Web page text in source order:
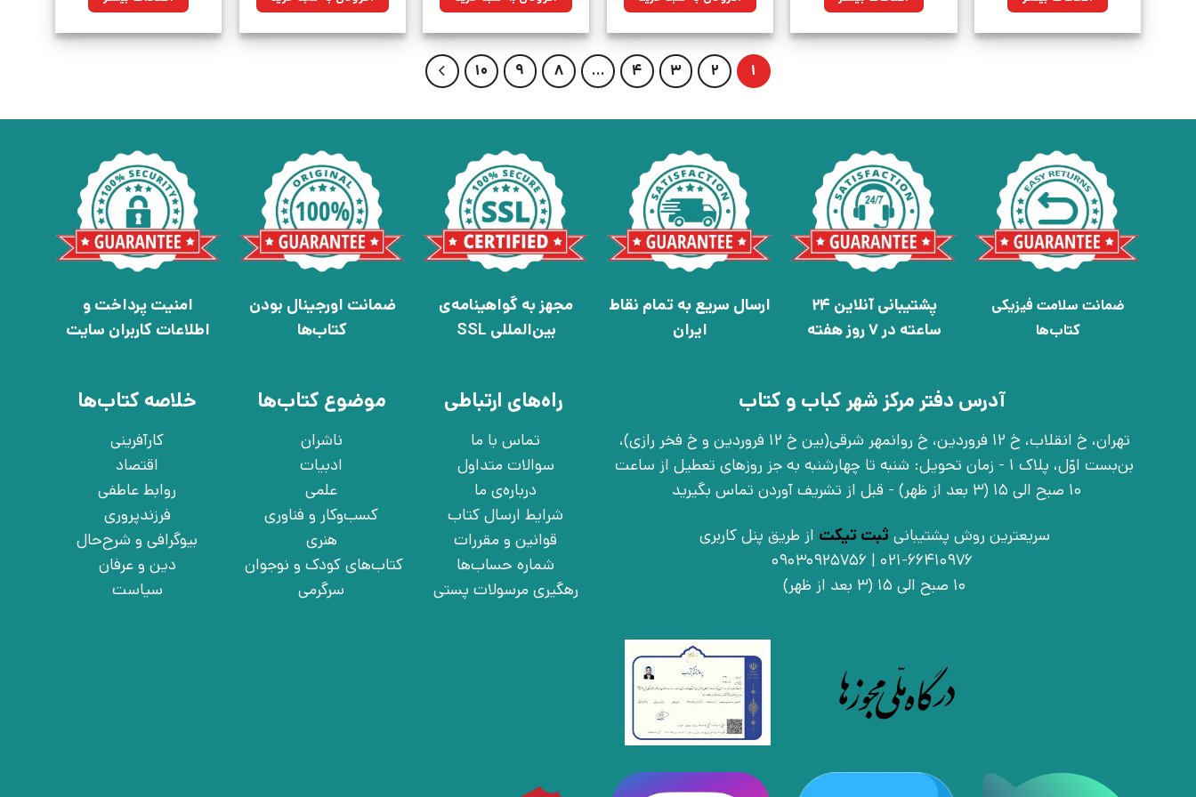
بود. بود. بود.
1
2
3
4
…
8
9
10
ضمانت سلامت فیزیکی
کتاب‌ها
پشتیبانی آنلاین 24
ساعته در 7 روز هفته
ارسال سریع به تمام نقاط
ایران
مجهز به گواهینامه‌ی
بین‌المللی SSL
ضمانت اورجینال بودن
کتاب‌ها
امنیت پرداخت و
اطلاعات کاربران سایت
آدرس دفتر مرکز شهر کباب و کتاب
تهران، خ انقلاب، خ 12 فروردین، خ روانمهر شرقی(بین خ 12 فروردین و خ فخر رازی)،
بن‌بست اوّل، پلاک 1 - زمان تحویل: شنبه تا چهارشنبه به جز روزهای تعطیل از ساعت
10 صبح الی 15 (3 بعد از ظهر) - قبل از تشریف آوردن تماس بگیرید
سریعترین روش پشتیبانی ثبت تیکت از طریق پنل کاربری
10 صبح الی 15 (3 بعد از ظهر)
راه‌های ارتباطی
تماس با ما
سوالات متداول
درباره‌ی ما
شرایط ارسال کتاب
قوانین و مقررات
شماره حساب‌ها
رهگیری مرسولات پستی
موضوع کتاب‌ها
ناشران
ادبیات
علمی
کسب‌وکار و فناوری
هنری
کتاب‌های کودک و نوجوان
سرگرمی
خلاصه کتاب‌ها
کارآفرینی
اقتصاد
روابط عاطفی
فرزندپروری
بیوگرافی و شرح‌حال
دین و عرفان
سیاست